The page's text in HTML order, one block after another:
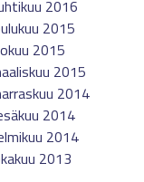
2016
2015
2015
2015
2014
2014
2014
2013